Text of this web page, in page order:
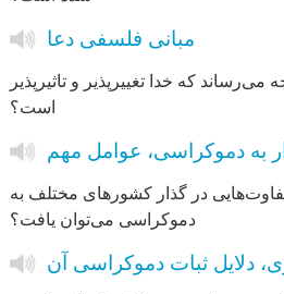
مبانی فلسفی دعا
می‌رساند که خدا تغییر‌پذیر و تاثیرپذیر
است؟
به دموکراسی، عوامل مهم
در گذار کشورهای مختلف به
دموکراسی می‌توان یافت؟
دلایل ثبات دموکراسی آن